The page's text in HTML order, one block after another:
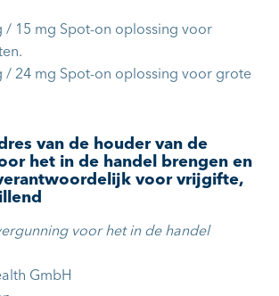
/ 15 mg Spot-on oplossing voor
/ 24 mg Spot-on oplossing voor grote
van de houder van de
het in de handel brengen en
voor vrijgifte,
voor het in de handel
GmbH